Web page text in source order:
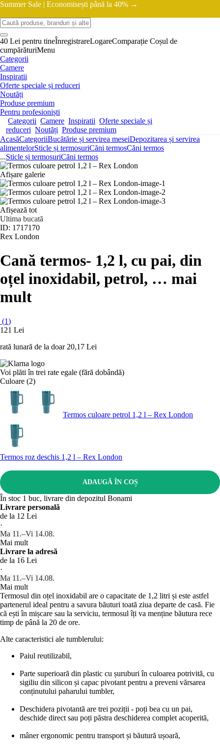
Summer Sale | Economisești până la 40% →
40 Lei pentru tineÎnregistrareLogareComparație Coșul de
cumpărăturiMenu
Categorii
Camere
Inspiratii
Oferte speciale și reduceri
Noutăți
Produse premium
Pentru profesioniști
Categorii Camere Inspiratii Oferte speciale și
reduceri Noutăți Produse premium
AcasăCategoriiBucătărie și servirea meseiDepozitarea și servirea
alimentelorSticle și termosuriCăni termosCăni termos
...Sticle și termosuriCăni termos
Afișare galerie
Afișează tot
Ultima bucată
ID: 1717170
Rex London
Cană termos- 1,2 l, cu pai, din
oțel inoxidabil, petrol, … mai
mult
(1)
121 Lei
rată lunară de la doar 20,17 Lei
Voi plăti în trei rate egale (fără dobândă)
Culoare (2)
Termos culoare petrol 1,2 l – Rex London
Termos roz deschis 1,2 l – Rex London
ADAUGĂ ÎN COȘ
În stoc 1 buc, livrare din depozitul Bonami
Livrare personală
de la 12 Lei
·
Ma 11.–Vi 14.08.
Mai mult
Livrare la adresă
de la 16 Lei
·
Ma 11.–Vi 14.08.
Mai mult
Termosul din oțel inoxidabil are o capacitate de 1,2 litri și este astfel
partenerul ideal pentru a savura băuturi toată ziua departe de casă. Fie
că ești în mișcare sau la serviciu, termosul îți va menține băutura rece
timp de până la 20 de ore.
Alte caracteristici ale tumblerului:
Paiul reutilizabil,
Parte superioară din plastic cu șuruburi în culoarea potrivită, cu
sigiliu din silicon și capac pivotant pentru a preveni vărsarea
conținutului paharului tumbler,
Deschidera pivotantă are trei poziții - poți bea cu un pai,
deschide direct sau poți păstra deschiderea complet acoperită,
mâner ergonomic pentru transport și băutură ușoară,